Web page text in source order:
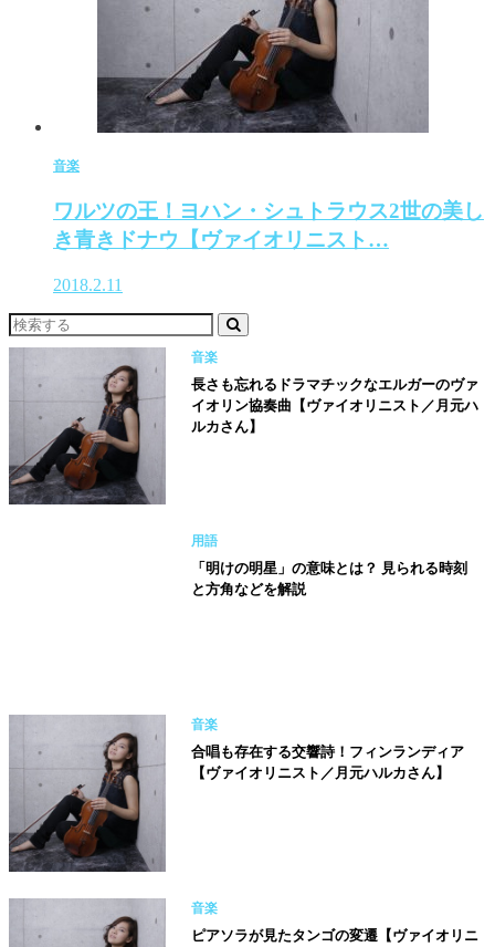
音楽
ワルツの王！ヨハン・シュトラウス2世の美し
き青きドナウ【ヴァイオリニスト…
2018.2.11
音楽
長さも忘れるドラマチックなエルガーのヴァ
イオリン協奏曲【ヴァイオリニスト／月元ハ
ルカさん】
用語
「明けの明星」の意味とは？ 見られる時刻
と方角などを解説
音楽
合唱も存在する交響詩！フィンランディア
【ヴァイオリニスト／月元ハルカさん】
音楽
ピアソラが見たタンゴの変遷【ヴァイオリニ